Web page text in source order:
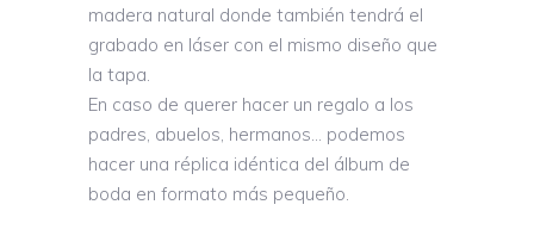
madera natural donde también tendrá el
grabado en láser con el mismo diseño que
la tapa.
En caso de querer hacer un regalo a los
padres, abuelos, hermanos… podemos
hacer una réplica idéntica del álbum de
boda en formato más pequeño.